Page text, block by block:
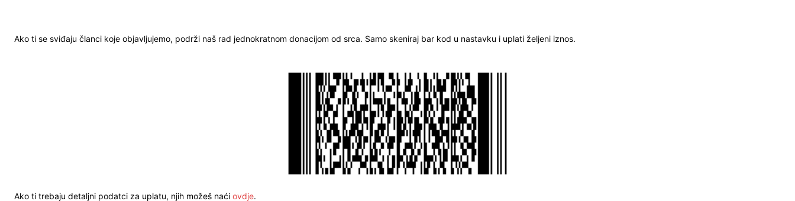
Ako ti se sviđaju članci koje objavljujemo, podrži naš rad jednokratnom donacijom od srca. Samo skeniraj bar kod u nastavku i uplati željeni iznos.
Ako ti trebaju detaljni podatci za uplatu, njih možeš naći ovdje.